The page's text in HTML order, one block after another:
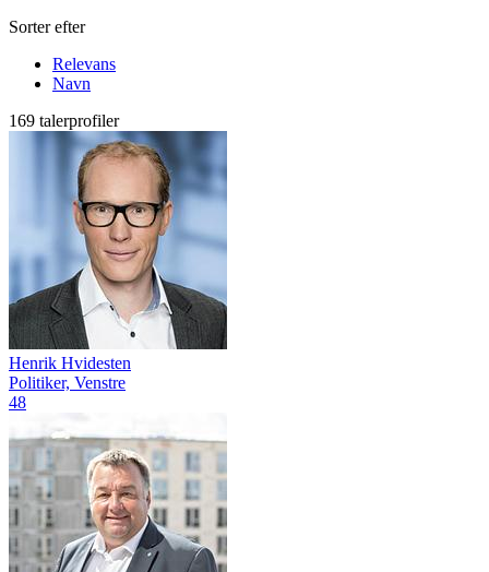
Sorter efter
Relevans
Navn
169 talerprofiler
Henrik Hvidesten
Politiker, Venstre
48